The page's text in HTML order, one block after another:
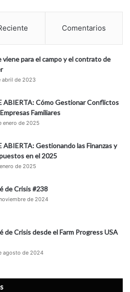
Comentarios
viene para el campo y el contrato de
abril de 2023
ABIERTA: Cómo Gestionar Conflictos
Familiares
enero de 2025
ABIERTA: Gestionando las Finanzas y
en el 2025
de 2025
de Crisis #238
de 2024
de Crisis desde el Farm Progress USA
agosto de 2024